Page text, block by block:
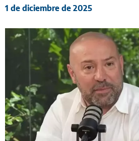
1 de diciembre de 2025